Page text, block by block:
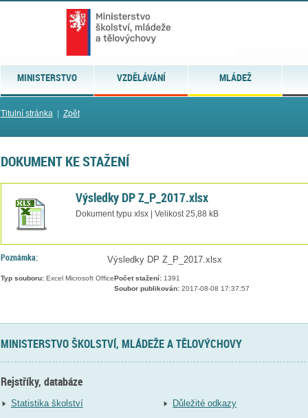
MINISTERSTVO VZDĚLÁVÁNÍ MLÁDEŽ
Titulní stránka| Zpět
DOKUMENT KE STAŽENÍ
Výsledky DP Z_P_2017.xlsx
Dokument typu xlsx | Velikost 25,88 kB
Poznámka: Výsledky DP Z_P_2017.xlsx
Typ souboru:Excel Microsoft Office Počet stažení:1391
Soubor publikován:2017-08-08 17:37:57
MINISTERSTVO ŠKOLSTVÍ, MLÁDEŽE A TĚLOVÝCHOVY
Rejstříky, databáze
Statistika školství
Důležité odkazy